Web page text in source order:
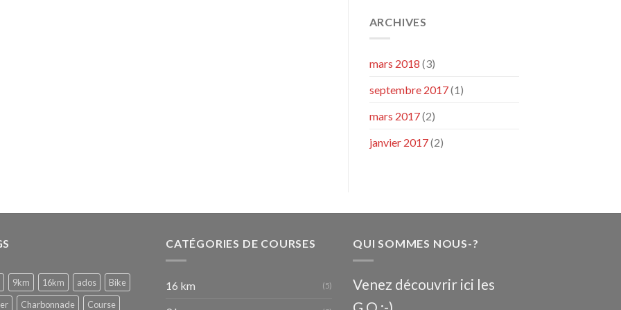
ARCHIVES
mars 2018 (3)
septembre 2017(1)
mars 2017(2)
janvier 2017(2)
9km 16km ados
Bike
Charbonnade Course
CATÉGORIES DE COURSES
16 km (5)
QUI SOMMES NOUS-?
Venez découvrir ici les